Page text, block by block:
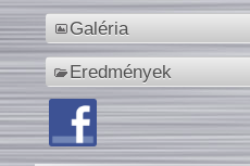
Galéria
Eredmények